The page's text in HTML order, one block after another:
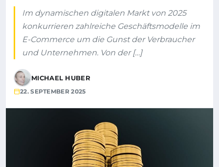
Im dynamischen digitalen Markt von 2025
konkurrieren zahlreiche Geschäftsmodelle im
E-Commerce um die Gunst der Verbraucher
und Unternehmen. Von der […]
MICHAEL HUBER
22. SEPTEMBER 2025